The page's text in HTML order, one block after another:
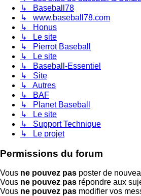
↳ Baseball78
↳ www.baseball78.com
↳ Honus
↳ Le site
↳ Pierrot Baseball
↳ Le site
↳ Baseball-Essentiel
↳ Site
↳ Autres
↳ BAF
↳ Planet Baseball
↳ Le site
↳ Support Technique
↳ Le projet
Permissions du forum
Vous ne pouvez pas poster de
Vous ne pouvez pas répondre aux
Vous ne pouvez pas modifier vos